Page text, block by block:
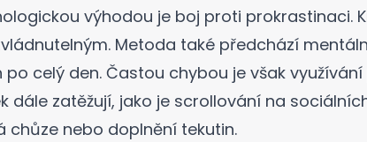
výhodou je boj proti prokrastinaci.
Metoda také předchází
po celý den. Častou chybou je však
dále zatěžují, jako je scrollování na
chůze nebo doplnění tekutin.